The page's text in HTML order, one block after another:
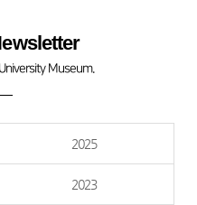
Museum.
2025
2023